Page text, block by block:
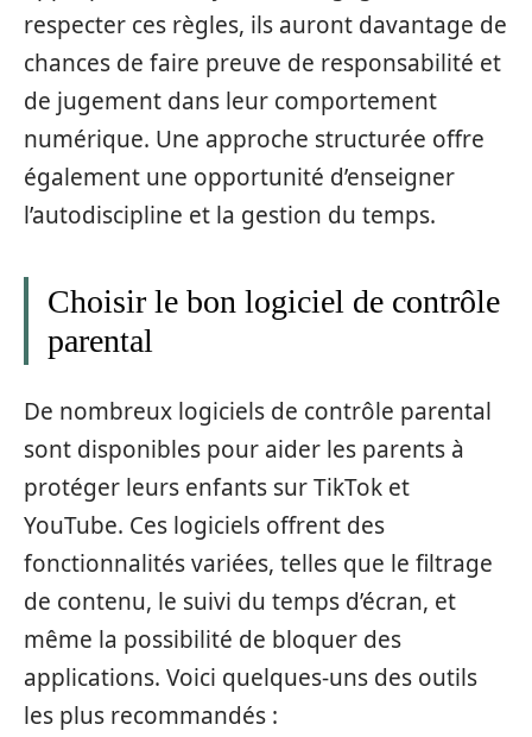
respecter ces règles, ils auront davantage de
chances de faire preuve de responsabilité et
de jugement dans leur comportement
numérique. Une approche structurée offre
également une opportunité d’enseigner
l’autodiscipline et la gestion du temps.
Choisir le bon logiciel de contrôle
parental
De nombreux logiciels de contrôle parental
sont disponibles pour aider les parents à
protéger leurs enfants sur TikTok et
YouTube. Ces logiciels offrent des
fonctionnalités variées, telles que le filtrage
de contenu, le suivi du temps d’écran, et
même la possibilité de bloquer des
applications. Voici quelques-uns des outils
les plus recommandés :